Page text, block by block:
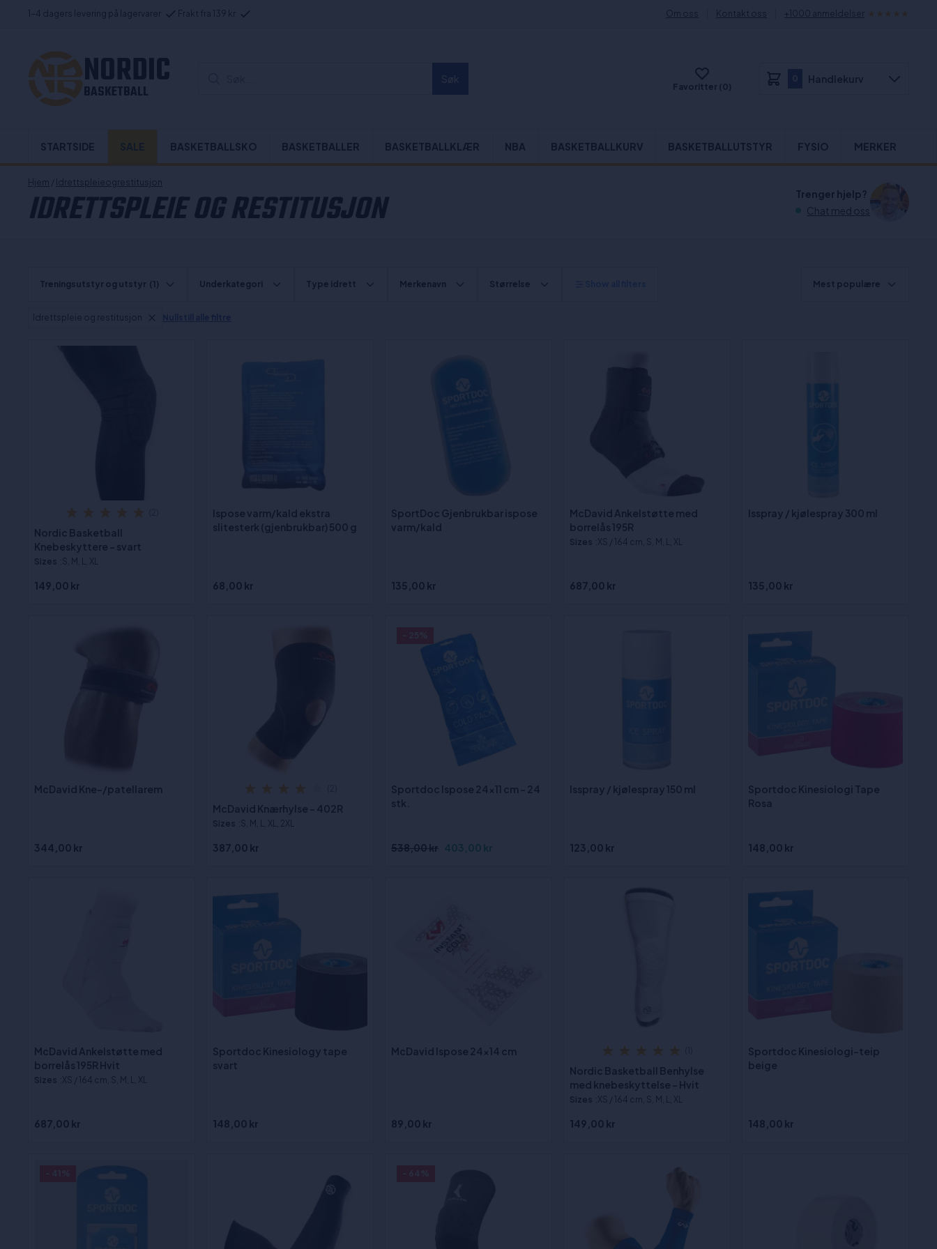
1-4 dagers levering på lagervarer Frakt fra 139 kr Om oss Kontakt oss +1000 anmeldelser
NORDIC
BASKETBALL Favoritter (0)
Handlekurv
STARTSIDE BASKETBALLSKO BASKETBALLER BASKETBALLKLÆR NBA BASKETBALLKURV BASKETBALLUTSTYR FYSIO MERKER
Hjem / Idrettspleieogrestitusjon
IDRETTSPLEIE OG RESTITUSJON
Trenger hjelp?
Chat med oss
Nordic Basketball
Knebeskyttere - svart
Sizes :S, M, L, XL
149,00 kr
Ispose varm/kald ekstra
slitesterk (gjenbrukbar) 500 g
68,00 kr
SportDoc Gjenbrukbar ispose
varm/kald
135,00 kr
McDavid Ankelstøtte med
borrelås 195R
Sizes :XS / 164 cm, S, M, L, XL
687,00 kr
Isspray / kjølespray 300 ml
135,00 kr
McDavid Kne-/patellarem
344,00 kr
McDavid Knærhylse - 402R
Sizes :S, M, L, XL, 2XL
387,00 kr
Sportdoc Ispose 24x11 cm - 24
stk.
538,00 kr 403,00 kr
Isspray / kjølespray 150 ml
123,00 kr
Sportdoc Kinesiologi Tape
Rosa
148,00 kr
McDavid Ankelstøtte med
borrelås 195R Hvit
Sizes :XS / 164 cm, S, M, L, XL
687,00 kr
Sportdoc Kinesiology tape
svart
148,00 kr
McDavid Ispose 24x14 cm
89,00 kr
Nordic Basketball Benhylse
med knebeskyttelse - Hvit
Sizes :XS / 164 cm, S, M, L, XL
149,00 kr
Sportdoc Kinesiologi-teip
beige
148,00 kr
Treningsutstyr og utstyr (1) Underkategori Type idrett Merkenavn Størrelse Mest populære
Idrettspleie og restitusjon